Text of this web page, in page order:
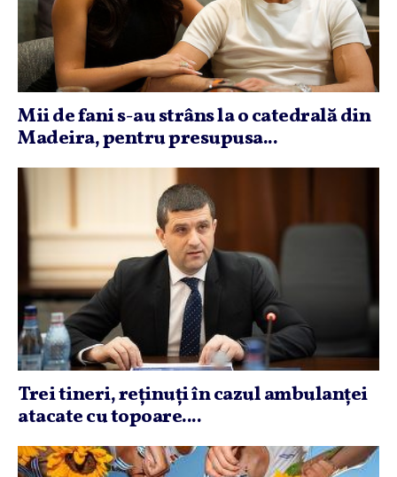
Mii de fani s-au strâns la o catedrală din
Madeira, pentru presupusa...
Trei tineri, reţinuţi în cazul ambulanţei
atacate cu topoare....